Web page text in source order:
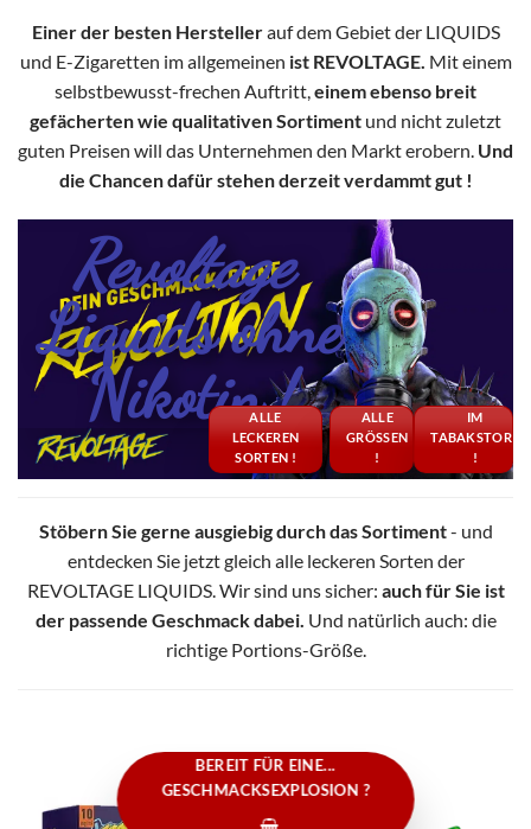
Einer der besten Herstellerauf dem Gebiet der LIQUIDS
und E-Zigaretten im allgemeinen ist REVOLTAGE. Mit einem
selbstbewusst-frechen Auftritt,einem ebenso breit
gefächerten wie qualitativen Sortiment und nicht zuletzt
guten Preisen will das Unternehmen den Markt erobern. Und
die Chancen dafür stehen derzeit verdammt gut !
Revoltage
Liquids ohne
Nikotin !
ALLE
LECKEREN
SORTEN !
ALLE
GRÖSSEN !
IM
TABAKSTORE
!
Stöbern Sie gerne ausgiebig durch das Sortiment- und
entdecken Sie jetzt gleich alle leckeren Sorten der
REVOLTAGE LIQUIDS. Wir sind uns sicher: auch für Sie ist
der passende Geschmack dabei. Und natürlich auch: die
richtige Portions-Größe.
BEREIT FÜR EINE...
GESCHMACKSEXPLOSION ?